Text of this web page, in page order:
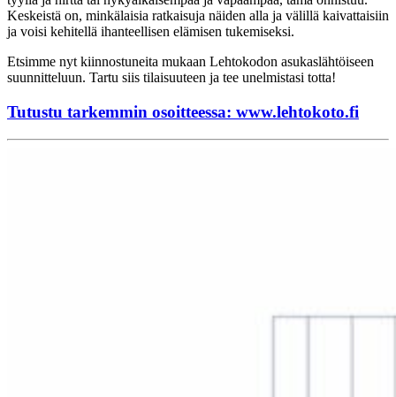
Keskeistä on, minkälaisia ratkaisuja näiden alla ja välillä kaivattaisiin
ja voisi kehitellä ihanteellisen elämisen tukemiseksi.
Etsimme nyt kiinnostuneita mukaan Lehtokodon asukaslähtöiseen
suunnitteluun. Tartu siis tilaisuuteen ja tee unelmistasi totta!
Tutustu tarkemmin osoitteessa: www.lehtokoto.fi